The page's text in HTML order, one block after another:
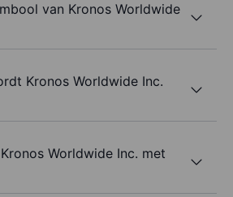
van Kronos Worldwide
Kronos Worldwide Inc.
Worldwide Inc. met